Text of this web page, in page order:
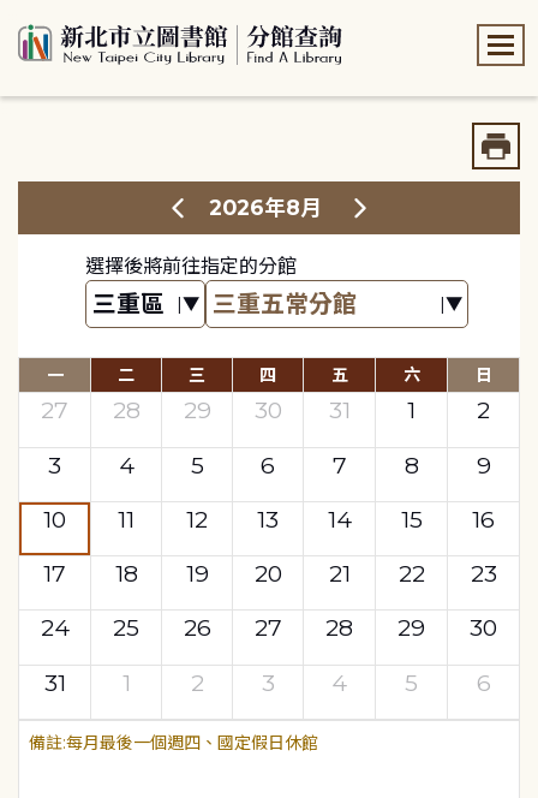
2026年8月
選擇後將前往指定的分館
一 二 三 四 五 六 日
27 28 29 30 31 1
2
3
4 5 6 7 8
9
10
11 12 13 14 15
16
17
18 19 20 21 22
23
24
25 26 27 28 29
30
31
1 2 3 4 5 6
每月最後一個週四、國定假日休館